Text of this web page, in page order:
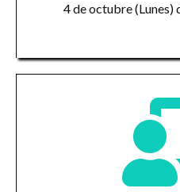
4 de octubre (Lunes)